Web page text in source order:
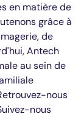
en matière de
grâce à
de
Antech
au sein de
nous
nous